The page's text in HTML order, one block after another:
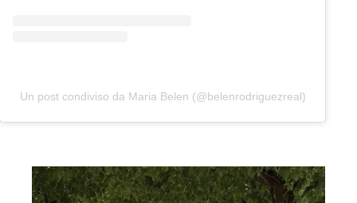
Un post condiviso da Maria Belen (@belenrodriguezreal)